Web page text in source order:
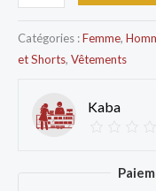
Catégories :Femme,
et Shorts, Vêtements
Kaba